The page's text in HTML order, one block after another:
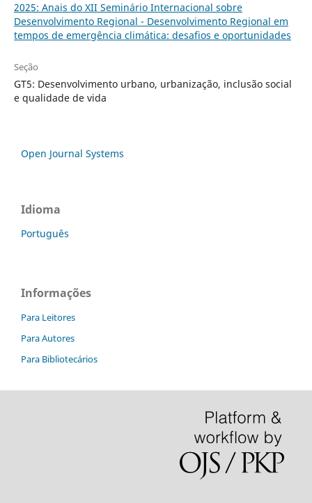
2025: Anais do XII Seminário Internacional sobre
Desenvolvimento Regional - Desenvolvimento Regional em
tempos de emergência climática: desafios e oportunidades
Seção
GT5: Desenvolvimento urbano, urbanização, inclusão social
e qualidade de vida
Open Journal Systems
Idioma
Português
Informações
Para Leitores
Para Autores
Para Bibliotecários